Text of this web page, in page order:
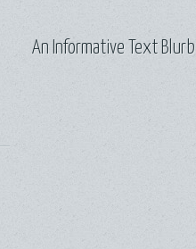
An Informative Text Blurb